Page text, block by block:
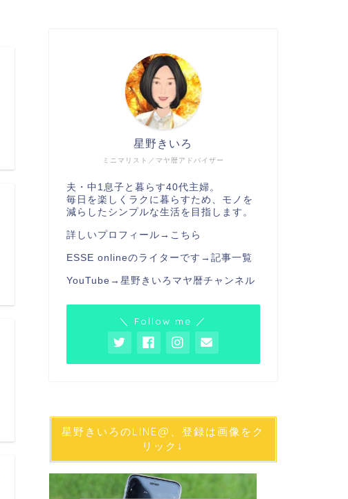
ミニマリスト／マヤ暦アドバイザー
星野きいろ
夫・中1息子と暮らす40代主婦。
毎日を楽しくラクに暮らすため、モノを
減らしたシンプルな生活を目指します。
詳しいプロフィール→ こちら
ESSE onlineのライターです→ 記事一覧
YouTube→ 星野きいろマヤ暦チャンネル
＼ Follow me ／
星野きいろのLINE@、登録は画像をク
リック↓